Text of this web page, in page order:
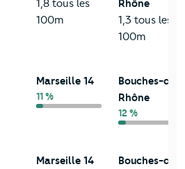
1,8 tous les
100m
Rhône
1,3 tous les
100m
Marseille 14
11 %
Bouches-du-
Rhône
12 %
Marseille 14 Bouches-du-